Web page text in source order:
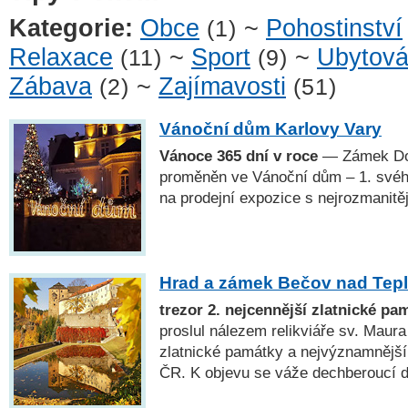
Kategorie: Obce (1) ~ Pohostinství
Relaxace (11) ~ Sport (9) ~
Zábava (2) ~ Zajímavosti (51)
Vánoční dům Karlovy Vary
Vánoce 365 dní v roce — Zámek
proměněn ve Vánoční dům – 1.
na prodejní expozice s
Hrad a zámek Bečov nad
trezor 2. nejcennější zlatnické
proslul nálezem relikviáře sv.
zlatnické památky a
ČR. K objevu se váže dechberoucí